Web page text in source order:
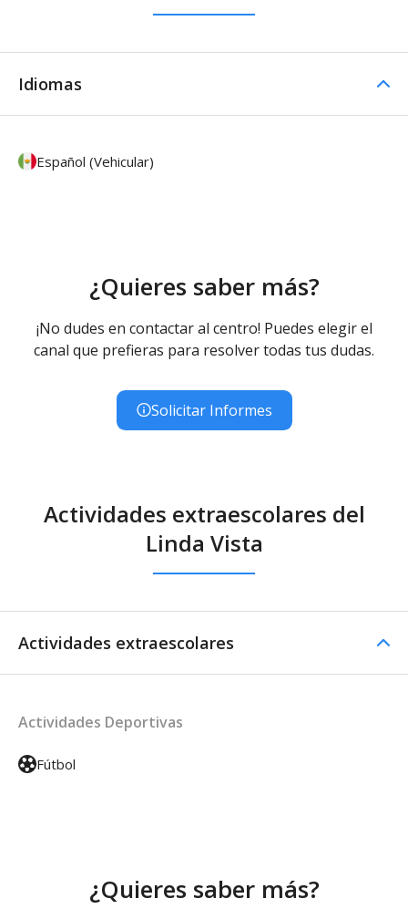
Idiomas
Español (Vehicular)
¿Quieres saber más?
¡No dudes en contactar al centro! Puedes elegir el
canal que prefieras para resolver todas tus dudas.
Solicitar Informes
Actividades extraescolares del
Linda Vista
Actividades extraescolares
Actividades Deportivas
Fútbol
¿Quieres saber más?